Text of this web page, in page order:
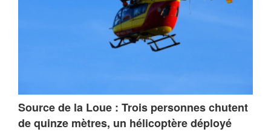
Source de la Loue : Trois personnes chutent
de quinze mètres, un hélicoptère déployé